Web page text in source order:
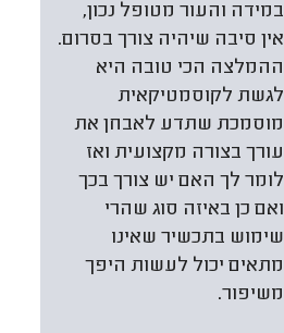
במידה והעור מטופל נכון,
אין סיבה שיהיה צורך בסרום.
ההמלצה הכי טובה היא
לגשת לקוסמטיקאית
מוסמכת שתדע לאבחן את
עורך בצורה מקצועית ואז
לומר לך האם יש צורך בכך
ואם כן באיזה סוג שהרי
שימוש בתכשיר שאינו
מתאים יכול לעשות היפך
משיפור.